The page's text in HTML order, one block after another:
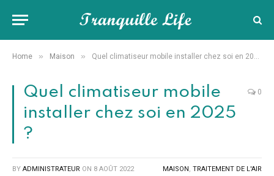
Home » Maison » Quel climatiseur mobile installer chez soi en 2025 ?
Quel climatiseur mobile
installer chez soi en 2025
?
0
BY ADMINISTRATEUR ON 8 AOÛT 2022 MAISON, TRAITEMENT DE L'AIR